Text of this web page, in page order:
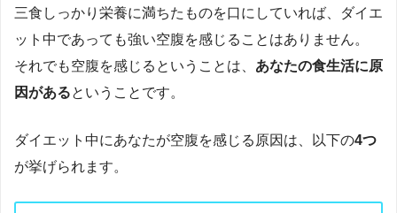
三食しっかり栄養に満ちたものを口にしていれば、ダイエ
ット中であっても強い空腹を感じることはありません。
それでも空腹を感じるということは、 あなたの食生活に原
因があるということです。
ダイエット中にあなたが空腹を感じる原因は、以下の4つ
が挙げられます。